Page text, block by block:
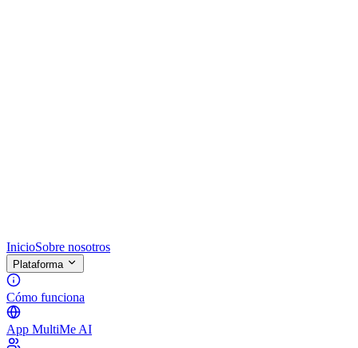
InicioSobre nosotros
Plataforma
Cómo funciona
App MultiMe AI